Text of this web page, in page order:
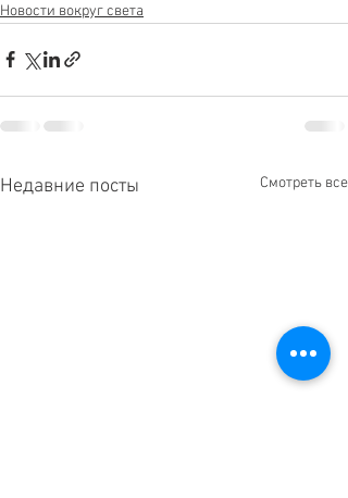
Новости вокруг света
Недавние посты Смотреть все